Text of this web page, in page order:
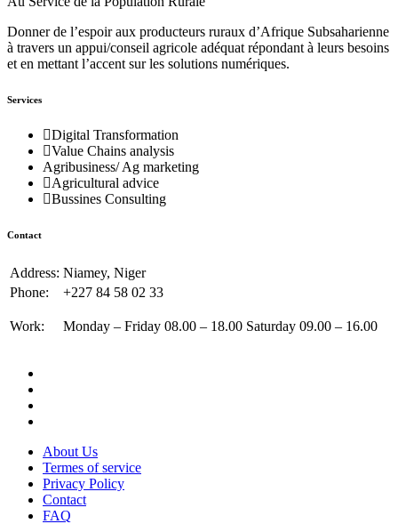
Donner de l’espoir aux producteurs ruraux d’Afrique Subsaharienne
à travers un appui/conseil agricole adéquat répondant à leurs besoins
et en mettant l’accent sur les solutions numériques.
Services
Digital Transformation
Value Chains analysis
Agribusiness/ Ag marketing
Agricultural advice
Bussines Consulting
Contact
Address: Niamey, Niger
Phone:
+227 84 58 02 33
Work: Monday – Friday 08.00 – 18.00 Saturday 09.00 – 16.00
About Us
Termes of service
Privacy Policy
Contact
FAQ